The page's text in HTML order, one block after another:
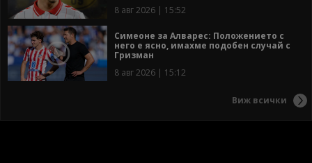
8 авг 2026 | 15:52
Симеоне за Алварес: Положението с
него е ясно, имахме подобен случай с
Гризман
8 авг 2026 | 15:12
Виж всички